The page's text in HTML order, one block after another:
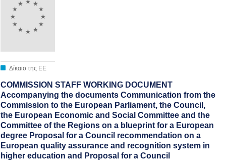
Δίκαιο της ΕΕ
COMMISSION STAFF WORKING DOCUMENT
Accompanying the documents Communication from the
Commission to the European Parliament, the Council,
the European Economic and Social Committee and the
Committee of the Regions on a blueprint for a European
degree Proposal for a Council recommendation on a
European quality assurance and recognition system in
higher education and Proposal for a Council